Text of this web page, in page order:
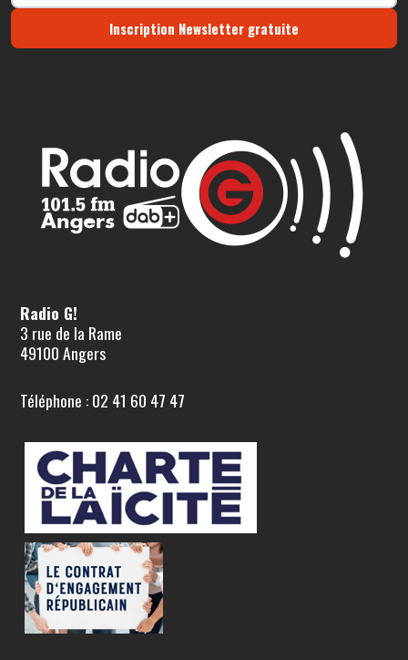
Inscription Newsletter gratuite
Radio G!
3 rue de la Rame
49100 Angers
Téléphone : 02 41 60 47 47